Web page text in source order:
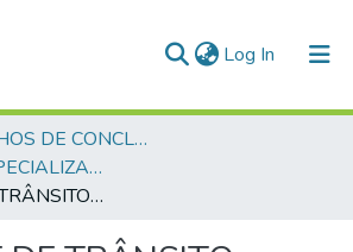
Log In (current)
TRABALHOS DE CONCLUSÃO DE CURSO - CEGESP (CURSO DE ESPECIALIZAÇÃO EM GERENCIAMENTO EM SEGURANÇA PÚBLICA)
CURSO DE ESPECIALIZAÇÃO EM GERENCIAMENTO EM SEGURANÇA PÚBLICA - CEGESP - 2006
ACIDENTE DE TRÂNSITO ENVOLVENDO VIATURAS DE RESGATE NA REGIÃO METROPOLITANA DE GOIÂNIA: diagnóstico de caso